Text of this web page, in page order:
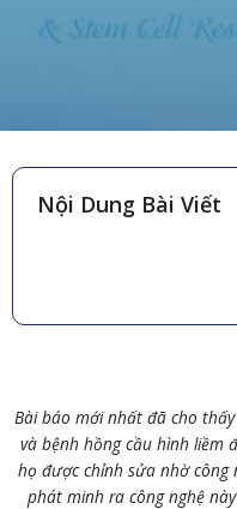
Nội Dung Bài Viết
Bài báo mới nhất đã cho
và bệnh hồng cầu hình liềm
họ được chỉnh sửa nhờ công
phát minh ra công nghệ